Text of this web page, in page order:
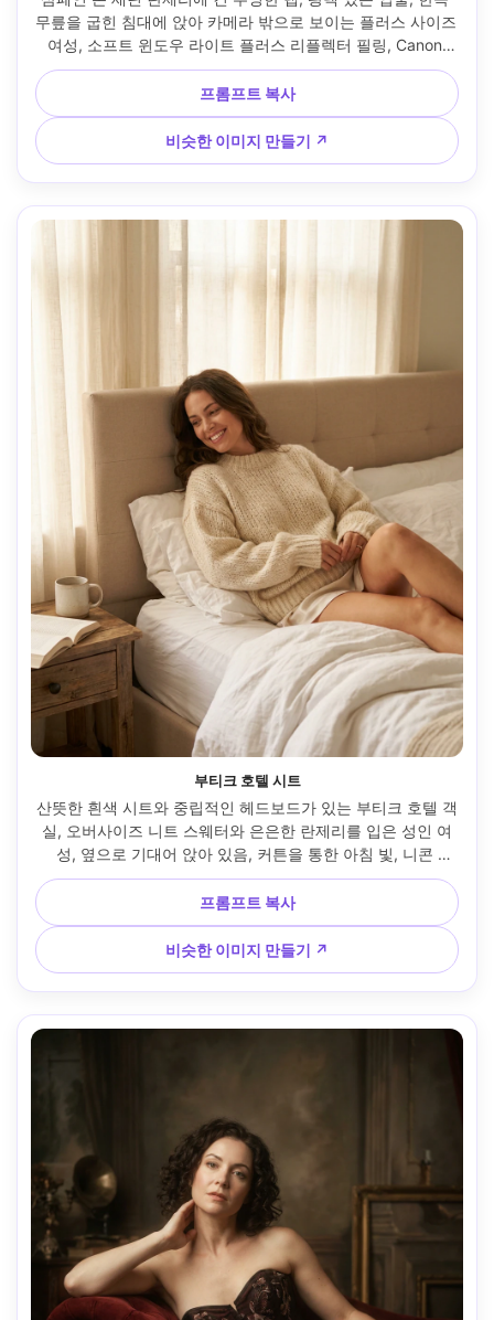
무릎을 굽힌 침대에 앉아 카메라 밖으로 보이는 플러스 사이즈
여성, 소프트 윈도우 라이트 플러스 리플렉터 필링, Canon
EOS R6 Mark II, 85mm f/1.4, 아첨하는 약간의 하이 앵글, 따
뜻한 편집 컬러 등급, 자연스러운 피부 질감, 선명한 초점, 고해
상도 --ar 4:5
프롬프트 복사
비슷한 이미지 만들기 ↗
부티크 호텔 시트
산뜻한 흰색 시트와 중립적인 헤드보드가 있는 부티크 호텔 객
실, 오버사이즈 니트 스웨터와 은은한 란제리를 입은 성인 여
성, 옆으로 기대어 앉아 있음, 커튼을 통한 아침 빛, 니콘
D850, 50mm f/1.4, 4:5 세로 구성, 아늑한 친밀한 분위기, 포
토리얼한 피부 질감과 원단 섬유, 깔끔한 에디터 스타일링, 고
해상도 --ar 4:5
프롬프트 복사
비슷한 이미지 만들기 ↗